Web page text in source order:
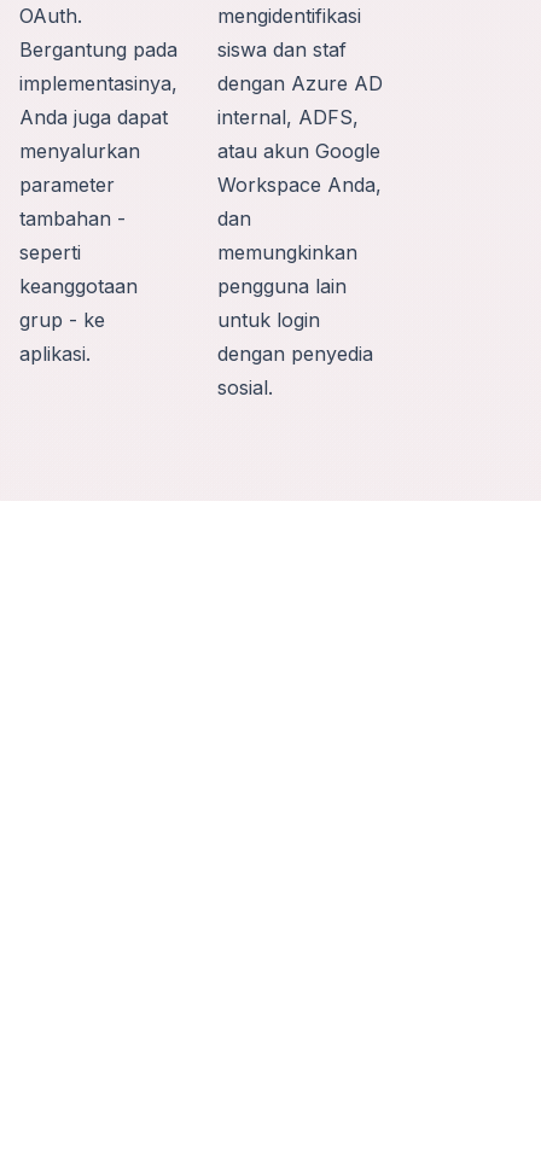
OAuth.
Bergantung pada
implementasinya,
Anda juga dapat
menyalurkan
parameter
tambahan -
seperti
keanggotaan
grup - ke
aplikasi.
mengidentifikasi
siswa dan staf
dengan Azure AD
internal, ADFS,
atau akun Google
Workspace Anda,
dan
memungkinkan
pengguna lain
untuk login
dengan penyedia
sosial.